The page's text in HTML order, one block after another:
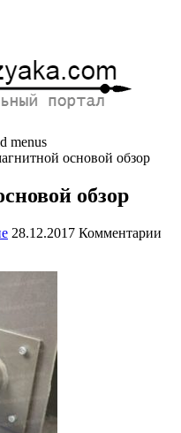
menus
основой обзор
обзор
28.12.2017 Комментарии